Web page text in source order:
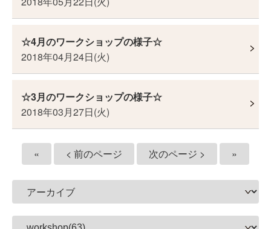
☆4月のワークショップの様子☆
2018年04月24日(火)
☆3月のワークショップの様子☆
2018年03月27日(火)
« < 前のページ 次のページ > »